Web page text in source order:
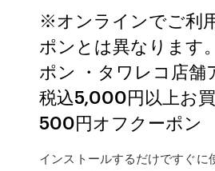
※オンラインでご利
ポンとは異なります
ポン ・タワレコ店舗
税込5,000円以上お
500円オフクーポン
インストールするだけですぐに